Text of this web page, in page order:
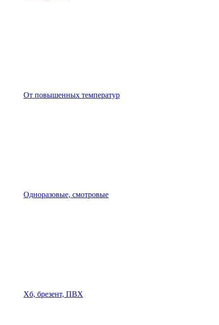
От повышенных температур
Одноразовые, смотровые
Хб, брезент, ПВХ